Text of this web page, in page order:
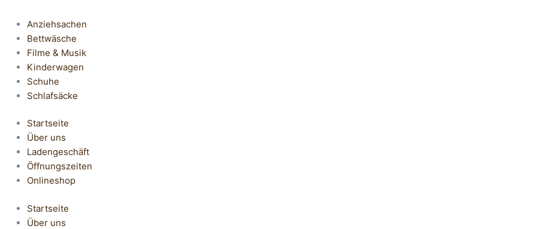
Anziehsachen
Bettwäsche
Filme & Musik
Kinderwagen
Schuhe
Schlafsäcke
Startseite
Über uns
Ladengeschäft
Öffnungszeiten
Onlineshop
Startseite
Über uns